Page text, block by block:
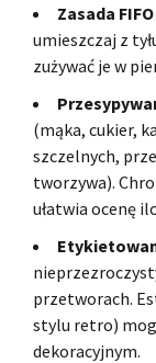
Zasada
umieszczaj z
zużywać je w
(mąka, cukier,
szczelnych,
tworzywa).
ułatwia ocenę
przetworach.
stylu retro)
dekoracyjnym.